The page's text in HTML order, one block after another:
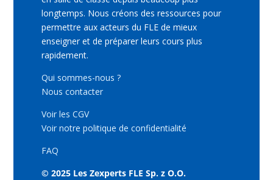
longtemps. Nous créons des ressources pour
permettre aux acteurs du FLE de mieux
enseigner et de préparer leurs cours plus
rapidement.
Qui sommes-nous ?
Nous contacter
Voir les CGV
Voir notre politique de confidentialité
FAQ
© 2025 Les Zexperts FLE Sp. z O.O.